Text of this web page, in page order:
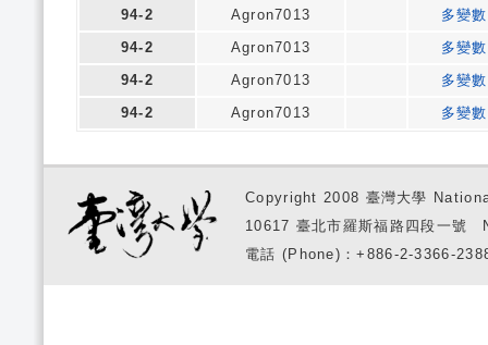
94-2
Agron7013
多變
94-2
Agron7013
多變
94-2
Agron7013
多變
94-2
Agron7013 多變
Copyright 2008 臺灣大學
10617 臺北市羅斯福路四段一
電話 (Phone)：+886-2-3366-